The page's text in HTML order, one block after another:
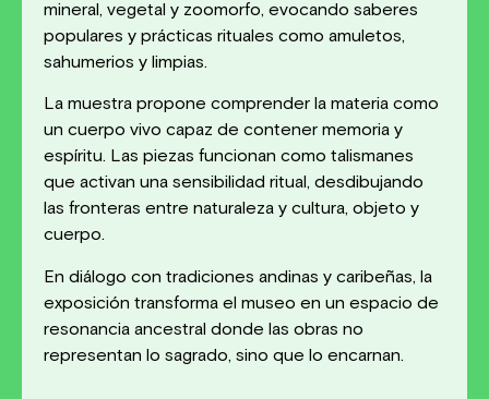
mineral, vegetal y zoomorfo, evocando saberes
populares y prácticas rituales como amuletos,
sahumerios y limpias.
La muestra propone comprender la materia como
un cuerpo vivo capaz de contener memoria y
espíritu. Las piezas funcionan como talismanes
que activan una sensibilidad ritual, desdibujando
las fronteras entre naturaleza y cultura, objeto y
cuerpo.
En diálogo con tradiciones andinas y caribeñas, la
exposición transforma el museo en un espacio de
resonancia ancestral donde las obras no
representan lo sagrado, sino que lo encarnan.